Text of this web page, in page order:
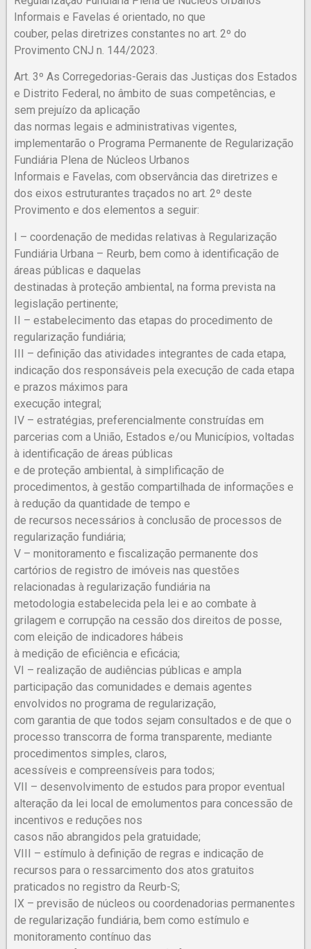
Informais e Favelas é orientado, no que
couber, pelas diretrizes constantes no art. 2º do
Provimento CNJ n. 144/2023.
Art. 3º As Corregedorias-Gerais das Justiças dos Estados
e Distrito Federal, no âmbito de suas competências, e
sem prejuízo da aplicação
das normas legais e administrativas vigentes,
implementarão o Programa Permanente de Regularização
Fundiária Plena de Núcleos Urbanos
Informais e Favelas, com observância das diretrizes e
dos eixos estruturantes traçados no art. 2º deste
Provimento e dos elementos a seguir:
I – coordenação de medidas relativas à Regularização
Fundiária Urbana – Reurb, bem como à identificação de
áreas públicas e daquelas
destinadas à proteção ambiental, na forma prevista na
legislação pertinente;
II – estabelecimento das etapas do procedimento de
regularização fundiária;
III – definição das atividades integrantes de cada etapa,
indicação dos responsáveis pela execução de cada etapa
e prazos máximos para
execução integral;
IV – estratégias, preferencialmente construídas em
parcerias com a União, Estados e/ou Municípios, voltadas
à identificação de áreas públicas
e de proteção ambiental, à simplificação de
procedimentos, à gestão compartilhada de informações e
à redução da quantidade de tempo e
de recursos necessários à conclusão de processos de
regularização fundiária;
V – monitoramento e fiscalização permanente dos
cartórios de registro de imóveis nas questões
relacionadas à regularização fundiária na
metodologia estabelecida pela lei e ao combate à
grilagem e corrupção na cessão dos direitos de posse,
com eleição de indicadores hábeis
à medição de eficiência e eficácia;
VI – realização de audiências públicas e ampla
participação das comunidades e demais agentes
envolvidos no programa de regularização,
com garantia de que todos sejam consultados e de que o
processo transcorra de forma transparente, mediante
procedimentos simples, claros,
acessíveis e compreensíveis para todos;
VII – desenvolvimento de estudos para propor eventual
alteração da lei local de emolumentos para concessão de
incentivos e reduções nos
casos não abrangidos pela gratuidade;
VIII – estímulo à definição de regras e indicação de
recursos para o ressarcimento dos atos gratuitos
praticados no registro da Reurb-S;
IX – previsão de núcleos ou coordenadorias permanentes
de regularização fundiária, bem como estímulo e
monitoramento contínuo das